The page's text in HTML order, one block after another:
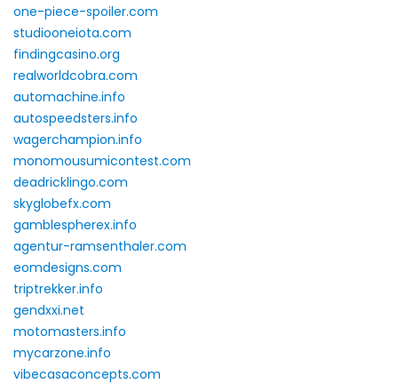
one-piece-spoiler.com
studiooneiota.com
findingcasino.org
realworldcobra.com
automachine.info
autospeedsters.info
wagerchampion.info
monomousumicontest.com
deadricklingo.com
skyglobefx.com
gamblespherex.info
agentur-ramsenthaler.com
eomdesigns.com
triptrekker.info
gendxxi.net
motomasters.info
mycarzone.info
vibecasaconcepts.com